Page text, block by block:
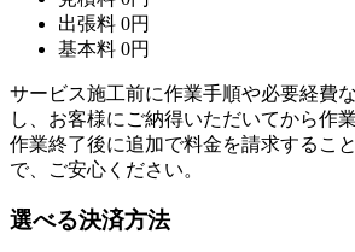
出張料 0円
基本料 0円
サービス施工前に作業手順や必要経費
し、お客様にご納得いただいてから作
作業終了後に追加で料金を請求するこ
で、ご安心ください。
選べる決済方法